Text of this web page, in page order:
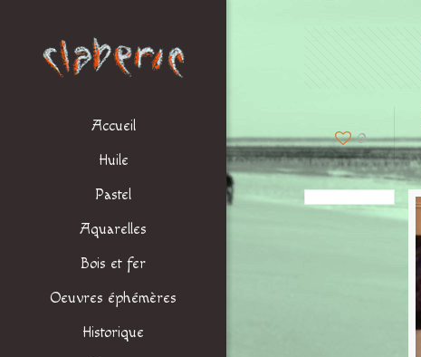
Accueil
Huile
Pastel
Aquarelles
Bois et fer
Oeuvres éphémères
Historique
0